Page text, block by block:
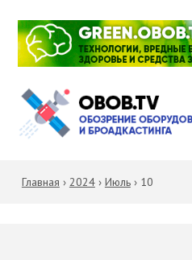
Главная › 2024› Июль› 10